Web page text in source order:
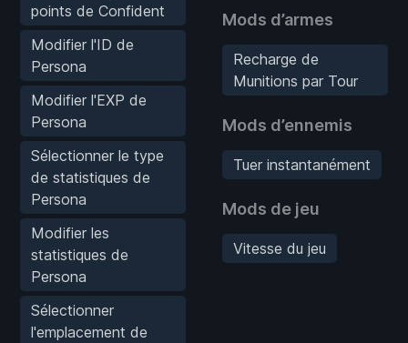
points de Confident
Modifier l'ID de
Persona
Modifier l'EXP de
Persona
Sélectionner le type
de statistiques de
Persona
Modifier les
statistiques de
Persona
Sélectionner
l'emplacement de
Mods d’armes
Recharge de
Munitions par Tour
Mods d’ennemis
Tuer instantanément
Mods de jeu
Vitesse du jeu